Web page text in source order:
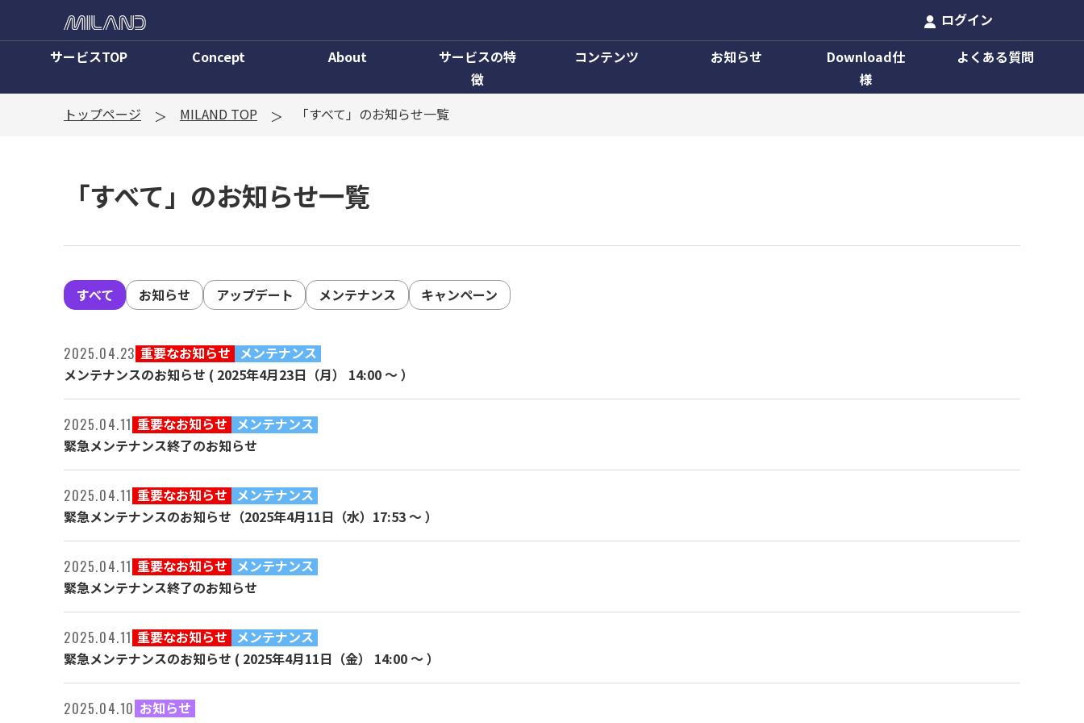
ログイン
サービスTOP
Concept About
サービスの特
徴
コンテンツ お知らせ
Download仕
様
よくある質問
トップページ MILAND TOP 「すべて」のお知らせ一覧
「すべて」のお知らせ一覧
すべて お知らせ アップデート メンテナンス キャンペーン
2025.04.23 重要なお知らせ メンテナンス
メンテナンスのお知らせ ( 2025年4月23日（月） 14:00 〜 ）
2025.04.11 重要なお知らせ メンテナンス
緊急メンテナンス終了のお知らせ
2025.04.11 重要なお知らせ メンテナンス
緊急メンテナンスのお知らせ（2025年4月11日（水）17:53 ～ ）
2025.04.11 重要なお知らせ メンテナンス
緊急メンテナンス終了のお知らせ
2025.04.11 重要なお知らせ メンテナンス
緊急メンテナンスのお知らせ ( 2025年4月11日（金） 14:00 〜 ）
2025.04.10 お知らせ